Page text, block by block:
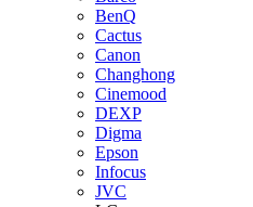
BenQ
Cactus
Canon
Changhong
Cinemood
DEXP
Digma
Epson
Infocus
JVC